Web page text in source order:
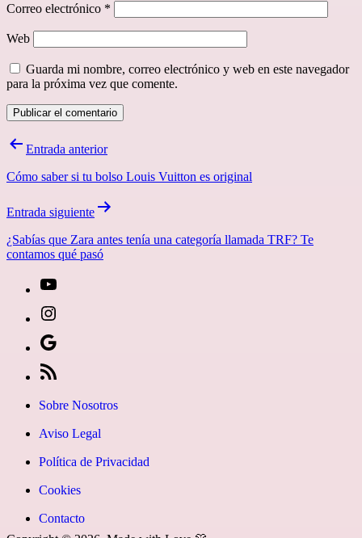
Correo electrónico *
Web
Guarda mi nombre, correo electrónico y web en este navegador
para la próxima vez que comente.
Navegación
entradas
Entrada anterior
Cómo saber si tu bolso Louis Vuitton es original
Entrada siguiente
¿Sabías que Zara antes tenía una categoría llamada TRF? Te
contamos qué pasó
instagram»]
fa-
youtube»]
Google
News
icon
icon=»fa
fa-
rss»]
Sobre Nosotros
Aviso Legal
Política de Privacidad
Cookies
Contacto